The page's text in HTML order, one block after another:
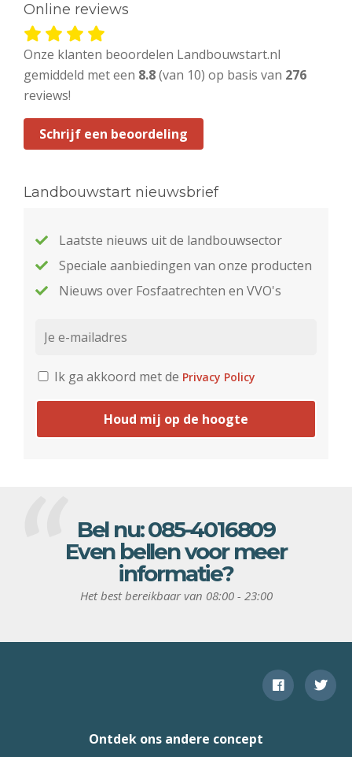
Online reviews
Onze klanten beoordelen Landbouwstart.nl
gemiddeld met een 8.8(van 10) op basis van 276
reviews!
Schrijf een beoordeling
Landbouwstart nieuwsbrief
Laatste nieuws uit de landbouwsector
Speciale aanbiedingen van onze producten
Nieuws over Fosfaatrechten en VVO's
Ik ga akkoord met de Privacy Policy
Houd mij op de hoogte
Bel nu:085-4016809
Even bellen voor meer
informatie?
Het best bereikbaar van 08:00 - 23:00
Ontdek ons andere concept